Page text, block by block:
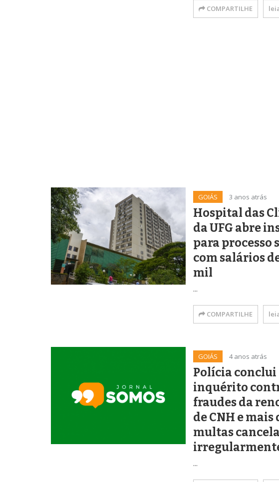
COMPARTILHE
GOIÁS 3 anos atrás
Hospital das
da UFG abre
para processo
com salários
mil
...
COMPARTILHE
GOIÁS 4 anos atrás
Polícia conclui
inquérito
fraudes da
de CNH e mais
multas
...